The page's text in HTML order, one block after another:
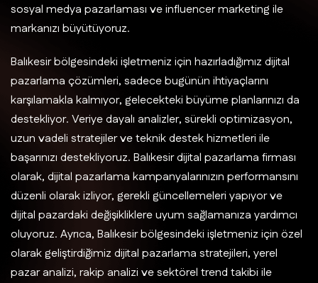
sosyal medya pazarlaması ve influencer marketing ile
markanızı büyütüyoruz.
Balıkesir bölgesindeki işletmeniz için hazırladığımız dijital
pazarlama çözümleri, sadece bugünün ihtiyaçlarını
karşılamakla kalmıyor, gelecekteki büyüme planlarınızı da
destekliyor. Veriye dayalı analizler, sürekli optimizasyon,
uzun vadeli stratejiler ve teknik destek hizmetleri ile
başarınızı destekliyoruz. Balıkesir dijital pazarlama firması
olarak, dijital pazarlama kampanyalarınızın performansını
düzenli olarak izliyor, gerekli güncellemeleri yapıyor ve
dijital pazardaki değişikliklere uyum sağlamanıza yardımcı
oluyoruz. Ayrıca, Balıkesir bölgesindeki işletmeniz için özel
olarak geliştirdiğimiz dijital pazarlama stratejileri, yerel
pazar analizi, rakip analizi ve sektörel trend takibi ile